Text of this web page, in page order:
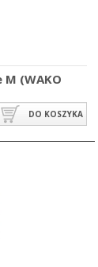
M (WAKO
DO KOSZYKA